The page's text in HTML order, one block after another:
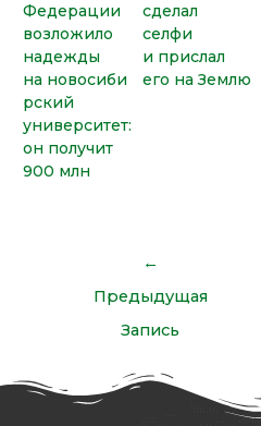
Федерации
возложило
надежды
на новосиби
рский
университет:
он получит
900 млн
сделал
селфи
и прислал
его на Землю
←
Предыдущая
Запись